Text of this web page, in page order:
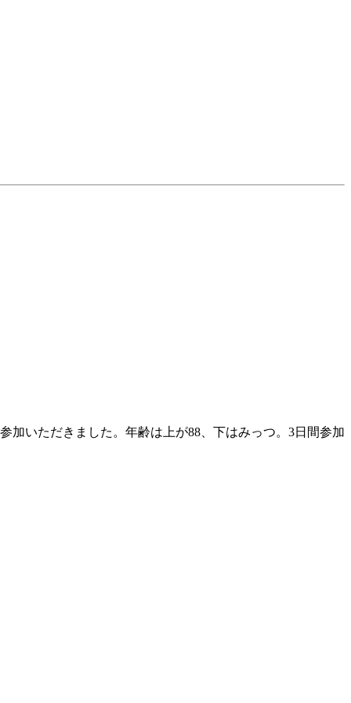
加いただきました。年齢は上が88、下はみっつ。3日間参加